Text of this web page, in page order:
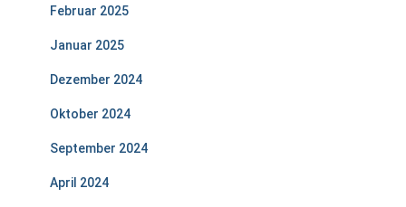
Februar 2025
Januar 2025
Dezember 2024
Oktober 2024
September 2024
April 2024